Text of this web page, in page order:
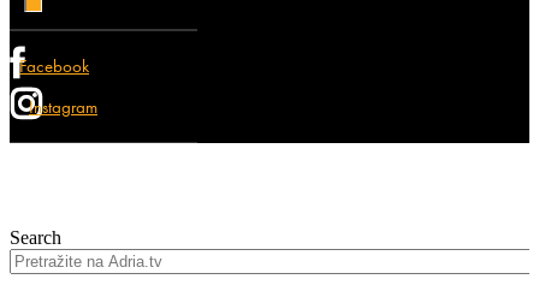
Facebook
Instagram
Search